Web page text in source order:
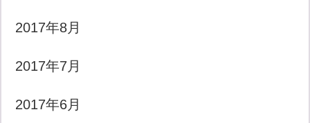
2017年8月
2017年7月
2017年6月